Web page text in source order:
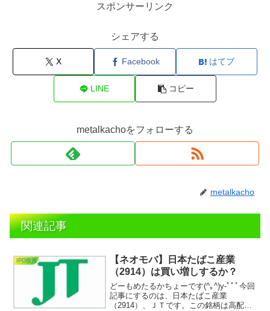
スポンサーリンク
シェアする
X Facebook はてブ
LINE コピー
metalkachoをフォローする
metalkacho
関連記事
IPO投資
【ネオモバ】日本たばこ産業
（2914）は買い増しするか？
どーもめたるかちょーです(^｡^)y-ﾟﾟﾟ今回
記事にするのは、日本たばこ産業
（2914）、ＪＴです。この銘柄は高配当